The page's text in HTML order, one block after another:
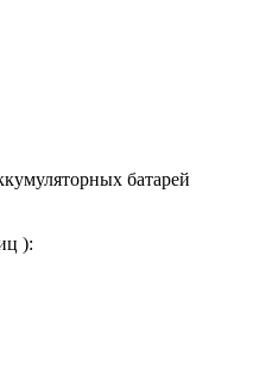
батарей
):